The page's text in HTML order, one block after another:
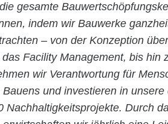
gesamte
indem wir Bauwerke
– von der Konzeption
Facility Management, bis hin
wir Verantwortung für
und investieren in
Nachhaltigkeitsprojekte. Durch